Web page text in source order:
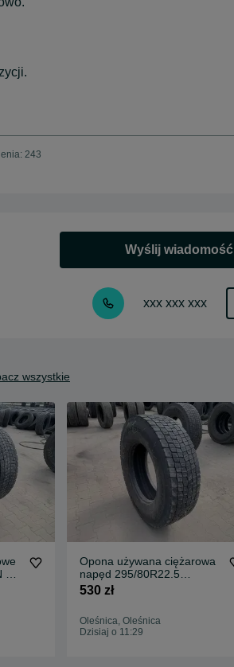
243
Wyślij wiadomość
xxx xxx xxx
wszystkie
X
Opona używana ciężarowa
napęd 295/80R22.5
MICHELIN XDN2 GRIP / 8-
530 zł
Oleśnica, Oleśnica
Dzisiaj o 11:29